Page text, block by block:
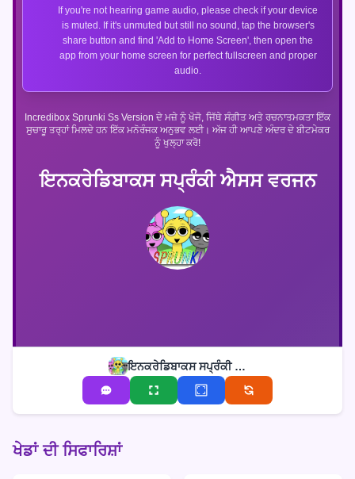
ਇਨਕਰੇਡਿਬਾਕਸ ਸਪ੍ਰੰਕੀ ਐਸਸ ਵਰਜਨ
Incredibox Sprunki Ss Version ਦੇ ਮਜ਼ੇ ਨੂੰ ਖੋਜੋ, ਜਿੱਥੇ ਸੰਗੀਤ ਅਤੇ ਰਚਨਾਤਮਕਤਾ ਇੱਕ
ਸੁਚਾਰੂ ਤਰ੍ਹਾਂ ਮਿਲਦੇ ਹਨ ਇੱਕ ਮਨੋਰੰਜਕ ਅਨੁਭਵ ਲਈ। ਅੱਜ ਹੀ ਆਪਣੇ ਅੰਦਰ ਦੇ ਬੀਟਮੇਕਰ
ਨੂੰ ਖੁਲ੍ਹਾ ਕਰੋ!
If you're not hearing game audio, please check if your device
is muted. If it's unmuted but still no sound, tap the browser's
share button and find 'Add to Home Screen', then open the
app from your home screen for perfect fullscreen and proper
audio.
ਇਨਕਰੇਡਿਬਾਕਸ ਸਪ੍ਰੰਕੀ ਐਸਸ ਵਰਜਨ
ਖੇਡਾਂ ਦੀ ਸਿਫਾਰਿਸ਼ਾਂ